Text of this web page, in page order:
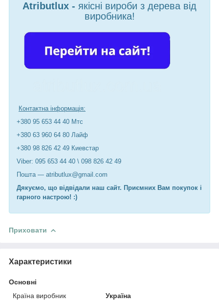
Atributlux - якісні вироби з дерева від
виробника!
Контактна інформація:
+380 95 653 44 40 Мтс
+380 63 960 64 80 Лайф
+380 98 826 42 49 Киевстар
Viber: 095 653 44 40 \ 098 826 42 49
Пошта — atributlux@gmail.com
Дякуємо, що відвідали наш сайт. Приємних Вам покупок і
гарного настрою! :)
Приховати
Характеристики
Основні
Країна виробник
Україна